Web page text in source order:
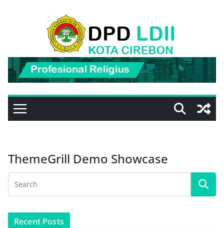
ThemeGrill Demo Showcase
Recent Posts